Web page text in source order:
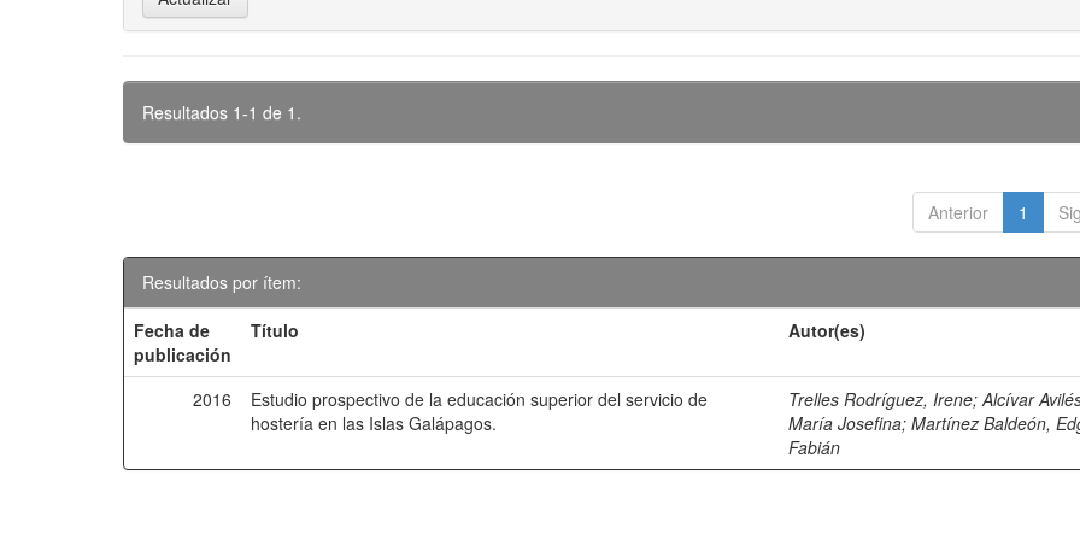
Resultados 1-1 de 1.
Anterior 1
Resultados por ítem:
Fecha de
publicación
Título Autor(es)
2016
Estudio prospectivo de la educación superior del servicio de
hostería en las Islas Galápagos.
Trelles Rodríguez, Irene;Alcívar
María Josefina;Martínez Baldeón,
Fabián